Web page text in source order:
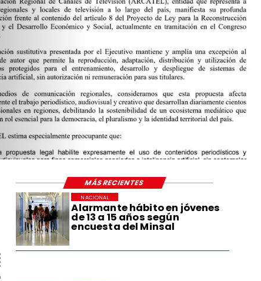
DE
ARTÍCULO
LEY PARA
Alarmante hábito en jóvenes
de 13 a 15 años según
encuesta del Minsal
NACIONAL
MÁS RECIENTES